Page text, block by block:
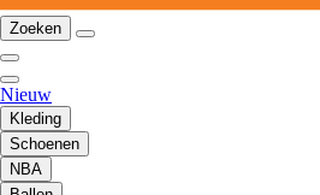
Zoeken
Nieuw
Kleding
Schoenen
NBA